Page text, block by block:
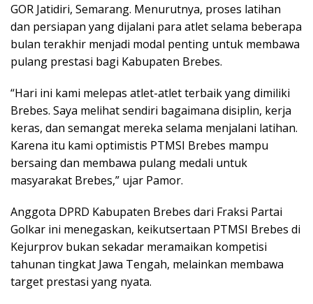
GOR Jatidiri, Semarang. Menurutnya, proses latihan
dan persiapan yang dijalani para atlet selama beberapa
bulan terakhir menjadi modal penting untuk membawa
pulang prestasi bagi Kabupaten Brebes.
“Hari ini kami melepas atlet-atlet terbaik yang dimiliki
Brebes. Saya melihat sendiri bagaimana disiplin, kerja
keras, dan semangat mereka selama menjalani latihan.
Karena itu kami optimistis PTMSI Brebes mampu
bersaing dan membawa pulang medali untuk
masyarakat Brebes,” ujar Pamor.
Anggota DPRD Kabupaten Brebes dari Fraksi Partai
Golkar ini menegaskan, keikutsertaan PTMSI Brebes di
Kejurprov bukan sekadar meramaikan kompetisi
tahunan tingkat Jawa Tengah, melainkan membawa
target prestasi yang nyata.